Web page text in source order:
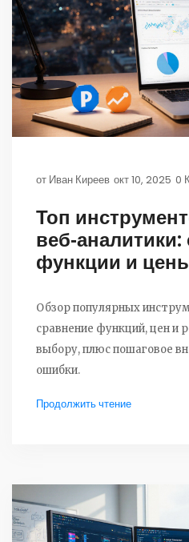
от Иван Киреев окт 10, 2025 0
Топ
функции и
Обзор популярных
сравнение функций, цен и
выбору, плюс пошаговое
ошибки.
Продолжить чтение